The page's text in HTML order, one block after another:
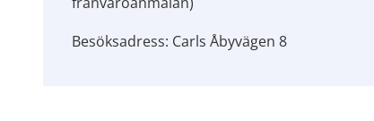
Besöksadress: Carls Åbyvägen 8